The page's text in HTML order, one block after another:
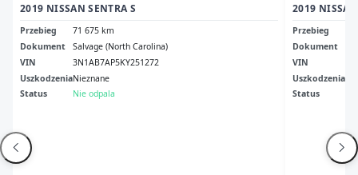
2019 NISSAN SENTRA S
Przebieg
71 675 km
Dokument
Salvage (North Carolina)
VIN
3N1AB7AP5KY251272
UszkodzeniaNieznane
Status
Nie odpala
2019
Przebieg
Dokument
VIN
Uszkodzenia
Status